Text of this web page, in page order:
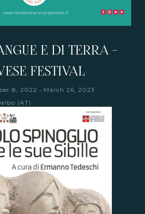
E DI TERRA -
FESTIVAL
8, 2022 - March 26, 2023
(AT)